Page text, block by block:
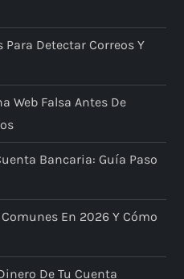
Detectar Correos Y
Web Falsa Antes De
Bancaria: Guía Paso
En 2026 Y Cómo
De Tu Cuenta